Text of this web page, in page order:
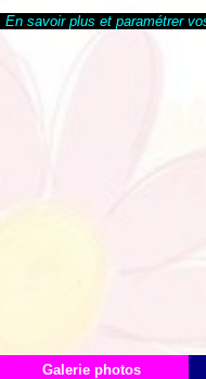
En savoir plus et paramétrer
Galerie photos